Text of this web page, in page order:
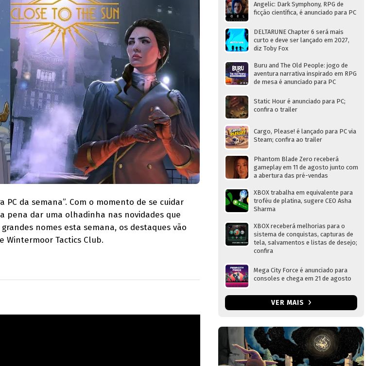
da semana”. Com o momento de se cuidar
pena dar uma olhadinha nas novidades que
nomes esta semana, os destaques vão
Wintermoor Tactics Club.
Angelic: Dark Symphony, RPG de
ficção científica, é anunciado para PC
DELTARUNE Chapter 6 será mais
curto e deve ser lançado em 2027,
diz Toby Fox
Buru and The Old People: jogo de
aventura narrativa inspirado em RPG
de mesa é anunciado para PC
Static Hour é anunciado para PC;
confira o trailer
Cargo, Please! é lançado para PC via
Steam; confira ao trailer
Phantom Blade Zero receberá
gameplay em 11 de agosto junto com
a abertura das pré-vendas
XBOX trabalha em equivalente para
troféu de platina, sugere CEO Asha
Sharma
XBOX receberá melhorias para o
sistema de conquistas, capturas de
tela, salvamentos e listas de desejo;
confira
Mega City Force é anunciado para
consoles e chega em 21 de agosto
VER MAIS